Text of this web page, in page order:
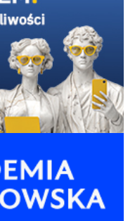
61-72 61-72 71-82
83-92 90+ 90+ -
83-92 81-90 83-90